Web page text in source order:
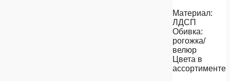
Материал:
ЛДСП
Обивка:
рогожка/
велюр
Цвета в
ассортименте